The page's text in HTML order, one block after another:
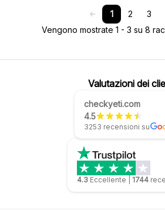
1 2
3
Vengono mostrate 1 - 3 su 8
Valutazioni dei
checkyeti.com
4.5
3253 recensioni su
4.3 Eccellente 1744